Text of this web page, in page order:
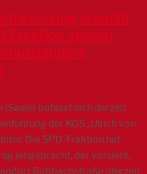
braucht
Fraktion spricht
befasst sich derzeit
der KGS „Ulrich von
Die SPD-Fraktion hat
eingebracht, der vorsieht,
Roßbachstraße (derzeit